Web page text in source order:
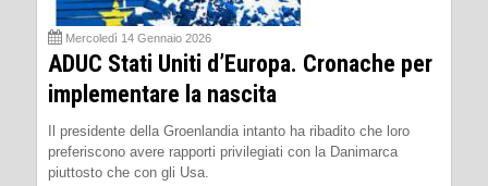
Mercoledì 14 Gennaio 2026
ADUC Stati Uniti d’Europa. Cronache per
implementare la nascita
Il presidente della Groenlandia intanto ha ribadito che loro
preferiscono avere rapporti privilegiati con la Danimarca
piuttosto che con gli Usa.